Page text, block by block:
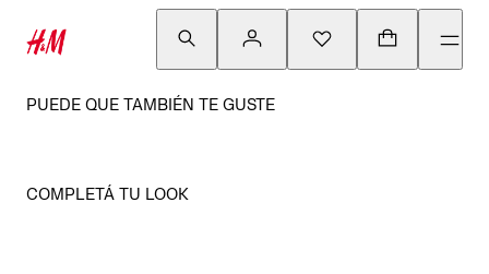
PUEDE QUE TAMBIÉN TE GUSTE
COMPLETÁ TU LOOK